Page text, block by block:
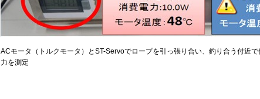
ACモータ（トルクモータ）とST-Servoでロープを引っ張り合い、釣り合う付近
力を測定